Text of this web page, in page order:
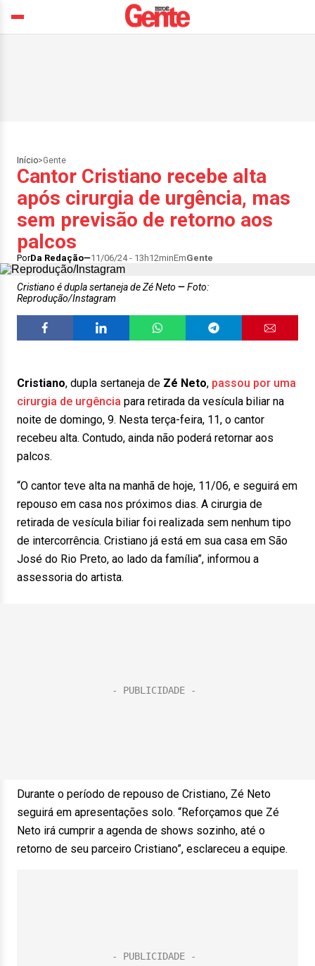
Início>Gente
Cantor Cristiano recebe alta
após cirurgia de urgência, mas
sem previsão de retorno aos
palcos
PorDa Redação 11/06/24 - 13h12minEmGente
Cristiano é dupla sertaneja de Zé Neto
Foto:
Reprodução/Instagram
Cristiano, dupla sertaneja de Zé Neto, passou por uma
cirurgia de urgência para retirada da vesícula biliar na
noite de domingo, 9. Nesta terça-feira, 11, o cantor
recebeu alta. Contudo, ainda não poderá retornar aos
palcos.
“O cantor teve alta na manhã de hoje, 11/06, e seguirá em
repouso em casa nos próximos dias. A cirurgia de
retirada de vesícula biliar foi realizada sem nenhum tipo
de intercorrência. Cristiano já está em sua casa em São
José do Rio Preto, ao lado da família”, informou a
assessoria do artista.
Durante o período de repouso de Cristiano, Zé Neto
seguirá em apresentações solo. “Reforçamos que Zé
Neto irá cumprir a agenda de shows sozinho, até o
retorno de seu parceiro Cristiano”, esclareceu a equipe.